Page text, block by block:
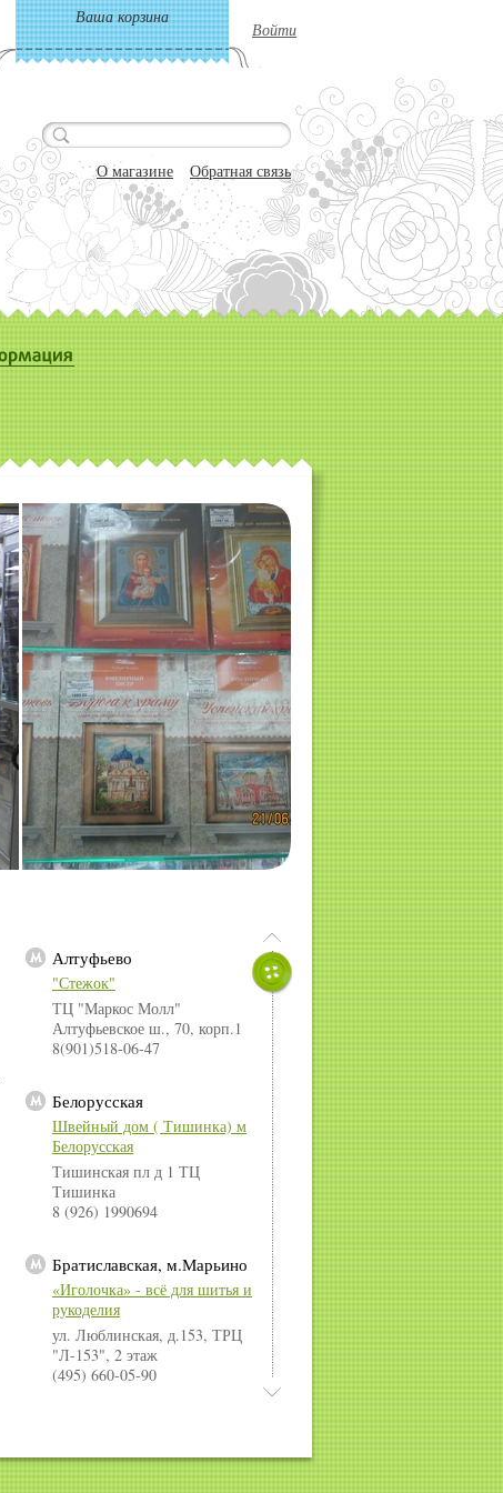
Ваша корзина
Войти
О магазине Обратная связь
Алтуфьево
"Стежок"
ТЦ "Маркос Молл"
Алтуфьевское ш., 70, корп.1
8(901)518-06-47
Белорусская
Швейный дом ( Тишинка) м
Белорусская
Тишинская пл д 1 ТЦ
Тишинка
8 (926) 1990694
Братиславская, м.Марьино
«Иголочка» - всё для шитья и
рукоделия
ул. Люблинская, д.153, ТРЦ
"Л-153", 2 этаж
(495) 660-05-90
Хобби-гипермаркет Леонардо
г. Москва, Сигнальный пр., 17,